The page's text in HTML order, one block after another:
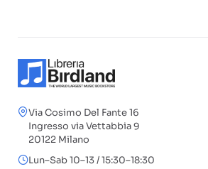
Via Cosimo Del Fante 16
Ingresso via Vettabbia 9
20122 Milano
Lun–Sab 10–13 / 15:30–18:30